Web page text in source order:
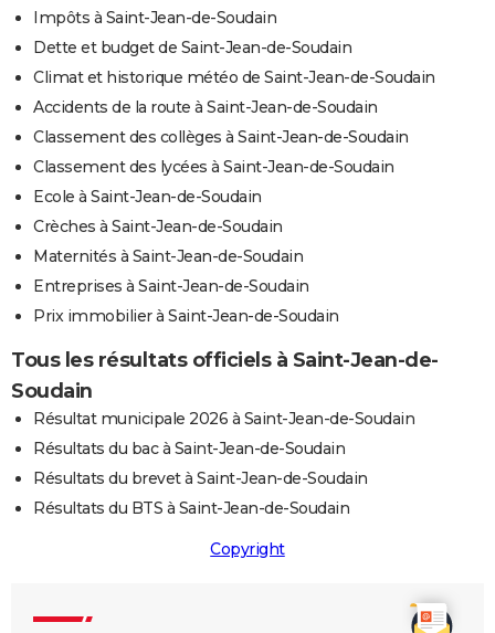
Impôts à Saint-Jean-de-Soudain
Dette et budget de Saint-Jean-de-Soudain
Climat et historique météo de Saint-Jean-de-Soudain
Accidents de la route à Saint-Jean-de-Soudain
Classement des collèges à Saint-Jean-de-Soudain
Classement des lycées à Saint-Jean-de-Soudain
Ecole à Saint-Jean-de-Soudain
Crèches à Saint-Jean-de-Soudain
Maternités à Saint-Jean-de-Soudain
Entreprises à Saint-Jean-de-Soudain
Prix immobilier à Saint-Jean-de-Soudain
Tous les résultats officiels à Saint-Jean-de-
Soudain
Résultat municipale 2026 à Saint-Jean-de-Soudain
Résultats du bac à Saint-Jean-de-Soudain
Résultats du brevet à Saint-Jean-de-Soudain
Résultats du BTS à Saint-Jean-de-Soudain
Copyright